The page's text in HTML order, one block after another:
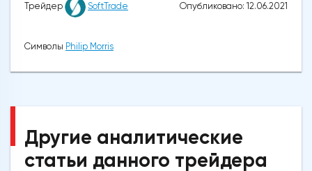
Трейдер SoftTrade Опубликовано: 12.06.2021
Символы Philip Morris
Другие аналитические
статьи данного трейдера